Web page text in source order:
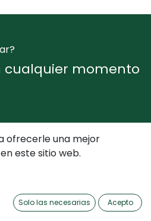
cualquier momento
ofrecerle una mejor
este sitio web.
Solo las necesarias Acepto